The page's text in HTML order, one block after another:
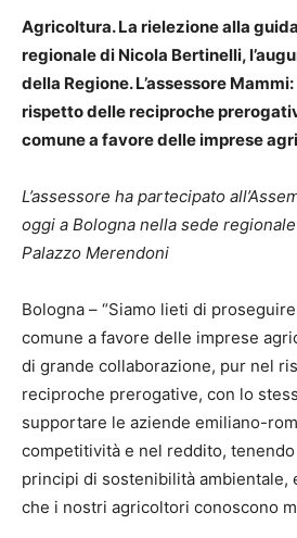
Agricoltura. La rielezione alla
regionale di Nicola Bertinelli,
della Regione. L’assessore
rispetto delle reciproche
comune a favore delle imprese
L’assessore ha partecipato
oggi a Bologna nella sede
Palazzo Merendoni
Bologna – “Siamo lieti di
comune a favore delle imprese
di grande collaborazione, pur nel
reciproche prerogative, con lo
supportare le aziende emiliano-
competitività e nel reddito,
principi di sostenibilità ambientale,
che i nostri agricoltori conoscono